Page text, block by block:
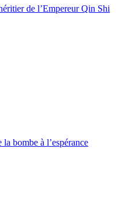
de l’Empereur Qin Shi
bombe à l’espérance